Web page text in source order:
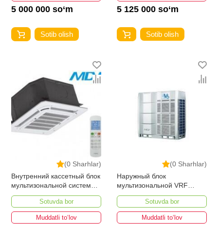
5 000 000 so‘m
Sotib olish
5 125 000 so‘m
Sotib olish
(0 Sharhlar)
Внутренний кассетный блок
мультизональной системы
VRF MDV-D45Q4/N1-A3
Sotuvda bor
Muddatli to‘lov
(0 Sharhlar)
Наружный блок
мультизональной VRF
системы MDV6-
450WV2GN1Sotuvda bor
Muddatli to‘lov